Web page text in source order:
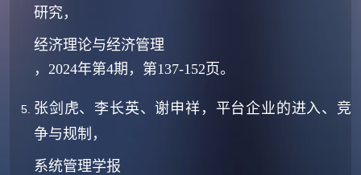
研究，
经济理论与经济管理
，2024年第4期，第137-152页。
张剑虎、李长英、谢申祥，平台企业的进入、竞
争与规制，
系统管理学报